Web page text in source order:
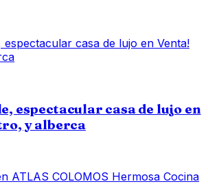
espectacular casa de lujo en
y alberca